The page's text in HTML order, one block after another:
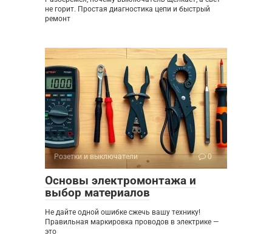
не горит. Простая диагностика цепи и быстрый
ремонт
Розетки и выключатели 0
Основы электромонтажа и
выбор материалов
Не дайте одной ошибке сжечь вашу технику!
Правильная маркировка проводов в электрике —
это